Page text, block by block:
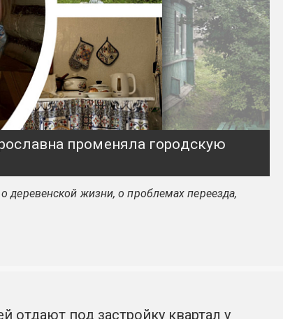
променяла городскую
деревенской жизни, о проблемах переезда,
отдают под застройку квартал у